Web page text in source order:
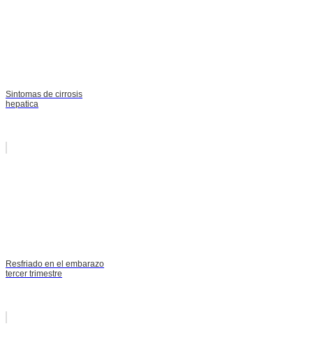
Sintomas de cirrosis
hepatica
Resfriado en el embarazo
tercer trimestre